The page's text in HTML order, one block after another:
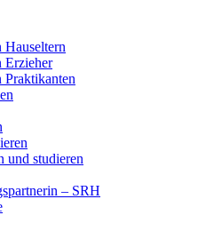
Hauseltern
Erzieher
Praktikanten
und studieren
– SRH